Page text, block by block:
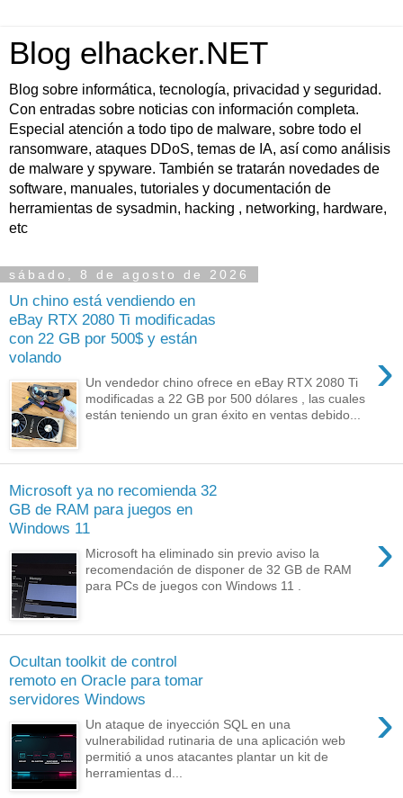
Blog elhacker.NET
Blog sobre informática, tecnología, privacidad y seguridad.
Con entradas sobre noticias con información completa.
Especial atención a todo tipo de malware, sobre todo el
ransomware, ataques DDoS, temas de IA, así como análisis
de malware y spyware. También se tratarán novedades de
software, manuales, tutoriales y documentación de
herramientas de sysadmin, hacking , networking, hardware,
etc
sábado, 8 de agosto de 2026
Un chino está vendiendo en
eBay RTX 2080 Ti modificadas
con 22 GB por 500$ y están
volando
›
Un vendedor chino ofrece en eBay RTX 2080 Ti
modificadas a 22 GB por 500 dólares , las cuales
están teniendo un gran éxito en ventas debido...
Microsoft ya no recomienda 32
GB de RAM para juegos en
Windows 11
›
Microsoft ha eliminado sin previo aviso la
recomendación de disponer de 32 GB de RAM
para PCs de juegos con Windows 11 .
Ocultan toolkit de control
remoto en Oracle para tomar
servidores Windows
›
Un ataque de inyección SQL en una
vulnerabilidad rutinaria de una aplicación web
permitió a unos atacantes plantar un kit de
herramientas d...